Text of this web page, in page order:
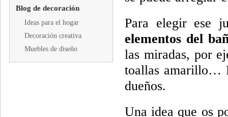
Blog de decoración
Ideas para el hogar
Decoración creativa
Muebles de diseño
Para elegir ese
elementos del
las miradas, por
toallas amarillo…
dueños.
Una idea que os